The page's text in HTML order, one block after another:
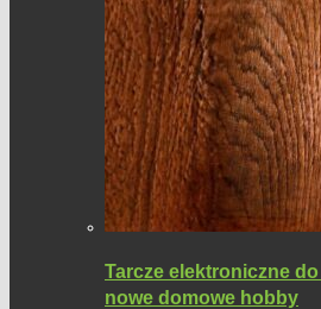
Tarcze elektroniczne
nowe domowe hobby